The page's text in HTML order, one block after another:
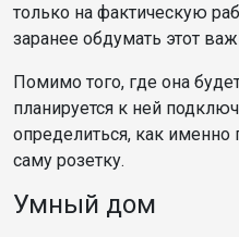
только на фактическую
заранее обдумать этот
Помимо того, где она
планируется к ней
определиться, как именно
саму розетку.
Умный дом